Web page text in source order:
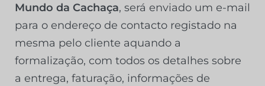
Mundo da Cachaça, será enviado um e-mail
para o endereço de contacto registado na
mesma pelo cliente aquando a
formalização, com todos os detalhes sobre
a entrega, faturação, informações de